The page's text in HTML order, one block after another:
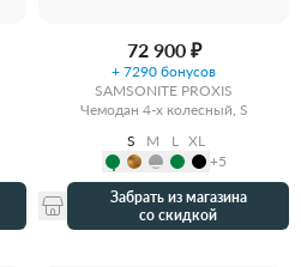
72 900 ₽
+ 7290 бонусов
SAMSONITE PROXIS
Чемодан 4-х колесный, S
S
M L
XL
+5
Забрать из магазина
со скидкой